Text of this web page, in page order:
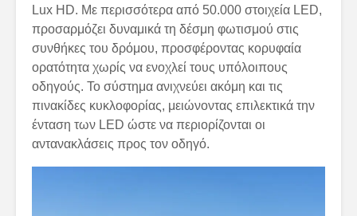
Lux HD. Με περισσότερα από 50.000 στοιχεία LED,
προσαρμόζει δυναμικά τη δέσμη φωτισμού στις
συνθήκες του δρόμου, προσφέροντας κορυφαία
ορατότητα χωρίς να ενοχλεί τους υπόλοιπους
οδηγούς. Το σύστημα ανιχνεύει ακόμη και τις
πινακίδες κυκλοφορίας, μειώνοντας επιλεκτικά την
ένταση των LED ώστε να περιορίζονται οι
αντανακλάσεις προς τον οδηγό.